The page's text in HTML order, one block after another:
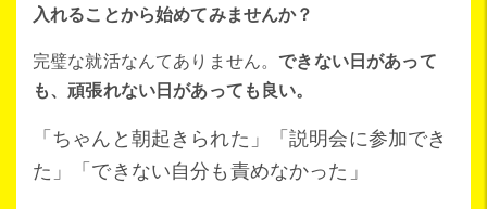
入れることから始めてみませんか？
完璧な就活なんてありません。できない日があって
も、頑張れない日があっても良い。
「ちゃんと朝起きられた」「説明会に参加でき
た」「できない自分も責めなかった」